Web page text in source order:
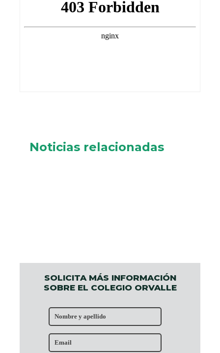
SOLICITA MÁS INFORMACIÓN
SOBRE EL COLEGIO ORVALLE
Noticias relacionadas